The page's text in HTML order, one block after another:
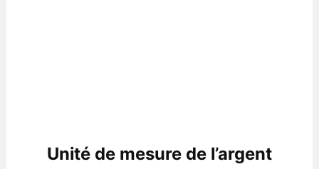
Unité de mesure de l’argent